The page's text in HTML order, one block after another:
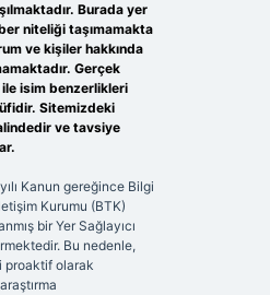
Burada yer
niteliği taşımamakta
ve kişiler hakkında
Gerçek
isim benzerlikleri
Sitemizdeki
ve tavsiye
Kanun gereğince Bilgi
Kurumu (BTK)
bir Yer Sağlayıcı
Bu nedenle,
proaktif olarak